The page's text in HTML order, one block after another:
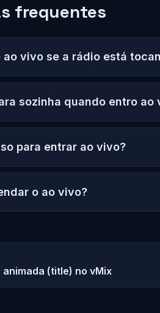
frequentes
ao vivo se a rádio está
sozinha quando entro ao
para entrar ao vivo?
o ao vivo?
(title) no vMix